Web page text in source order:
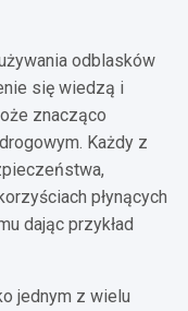
odblasków
się wiedzą i
znacząco
Każdy z
płynących
dając przykład
jednym z wielu